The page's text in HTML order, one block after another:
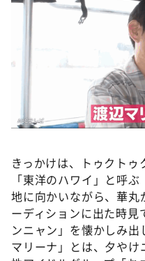
朝だ！生です旅サラダ
教えて！ニュースラ
ＬＩＦＥ～夢のカタチ～
新婚さんいらっしゃい
ポツンと一軒家
ザキ山小屋本館
アナ回覧板
きっかけは、トゥクト
「東洋のハワイ」と呼
地に向かいながら、華
ーディションに出た時見
ンニャン」を懐かしみ
マリーナ」とは、夕や